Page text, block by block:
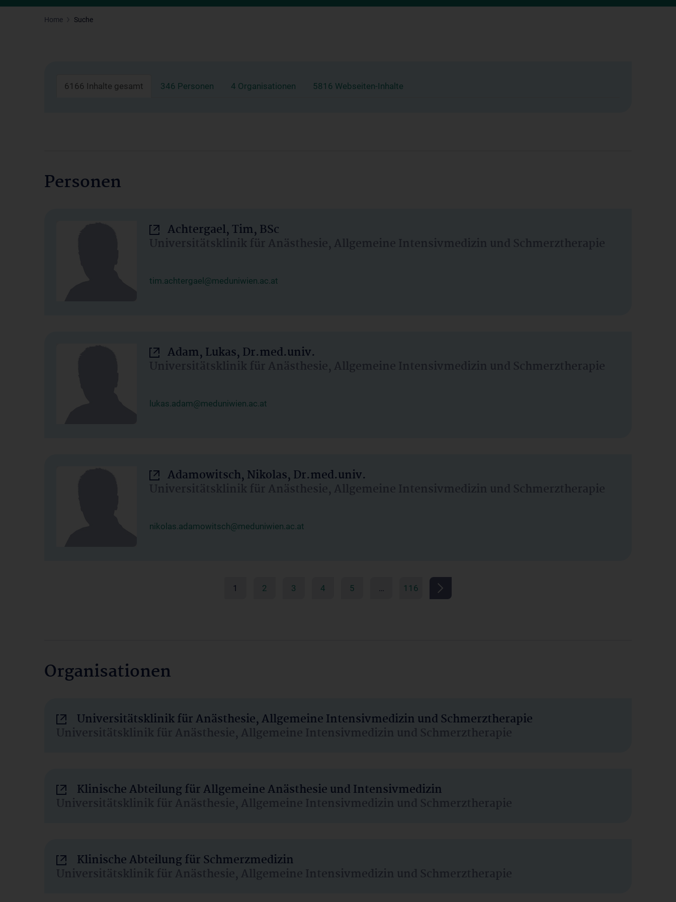
Home Suche
6166 Inhalte gesamt 346 Personen 4 Organisationen 5816 Webseiten-Inhalte
Personen
Achtergael, Tim, BSc
Universitätsklinik für Anästhesie, Allgemeine Intensivmedizin und Schmerztherapie
tim.achtergael@meduniwien.ac.at
Adam, Lukas, Dr.med.univ.
Universitätsklinik für Anästhesie, Allgemeine Intensivmedizin und Schmerztherapie
lukas.adam@meduniwien.ac.at
Adamowitsch, Nikolas, Dr.med.univ.
Universitätsklinik für Anästhesie, Allgemeine Intensivmedizin und Schmerztherapie
nikolas.adamowitsch@meduniwien.ac.at
1 2 3 4 5 … 116
Organisationen
Universitätsklinik für Anästhesie, Allgemeine Intensivmedizin und Schmerztherapie
Universitätsklinik für Anästhesie, Allgemeine Intensivmedizin und Schmerztherapie
Klinische Abteilung für Allgemeine Anästhesie und Intensivmedizin
Universitätsklinik für Anästhesie, Allgemeine Intensivmedizin und Schmerztherapie
Klinische Abteilung für Schmerzmedizin
Universitätsklinik für Anästhesie, Allgemeine Intensivmedizin und Schmerztherapie